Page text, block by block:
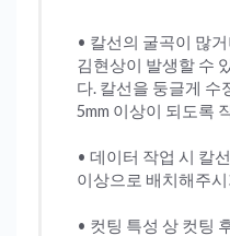
• 칼선의 굴곡이 많
김현상이 발생할 수
다. 칼선을 둥글게 수
5mm 이상이 되도록
• 데이터 작업 시 칼
이상으로 배치해주
• 컷팅 특성 상 컷팅